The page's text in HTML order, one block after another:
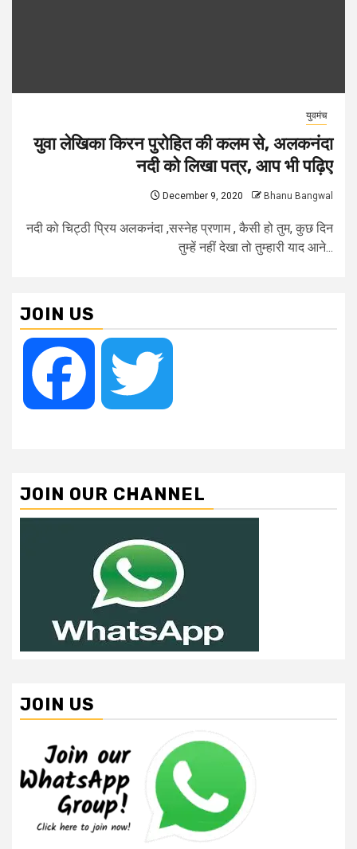
युवमंच
युवा लेखिका किरन पुरोहित की कलम से, अलकनंदा
नदी को लिखा पत्र, आप भी पढ़िए
December 9, 2020 Bhanu Bangwal
नदी को चिट्ठी प्रिय अलकनंदा ,सस्नेह प्रणाम , कैसी हो तुम, कुछ दिन
तुम्हें नहीं देखा तो तुम्हारी याद आने...
JOIN US
Facebook
JOIN OUR CHANNEL
JOIN US